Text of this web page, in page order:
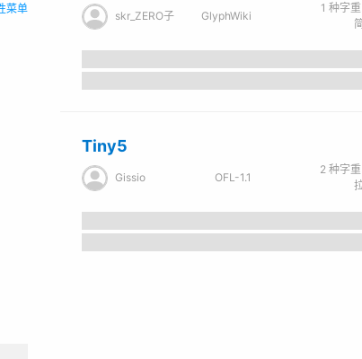
菜单 skr_ZERO子 GlyphWiki
1 种字重
Tiny5
Gissio OFL-1.1
2 种字重